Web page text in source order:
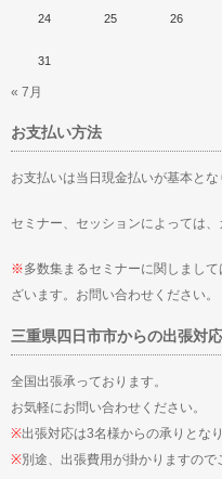
24 25 26
31
« 7月
お支払い方法
お支払いは当日現金払いが基本とな
セミナー、セッションによっては
※多数集まるセミナーに関しまし
ざいます。お問い合わせください。
三重県四日市市からの出張対
全国出張承っております。
お気軽にお問い合わせください。
※出張対応は3名様からの承りとな
※別途、出張費用が掛かりますので